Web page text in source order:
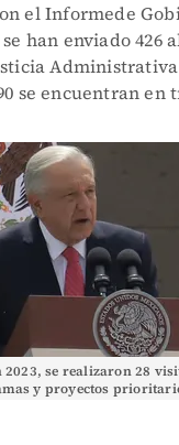
el Informede
han enviado 426
se encuentran en
2023, se realizaron 28
y proyectos